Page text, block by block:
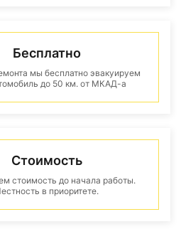
Бесплатно
мы бесплатно эвакуируем
до 50 км. от МКАД-а
Стоимость
стоимость до начала работы.
в приоритете.